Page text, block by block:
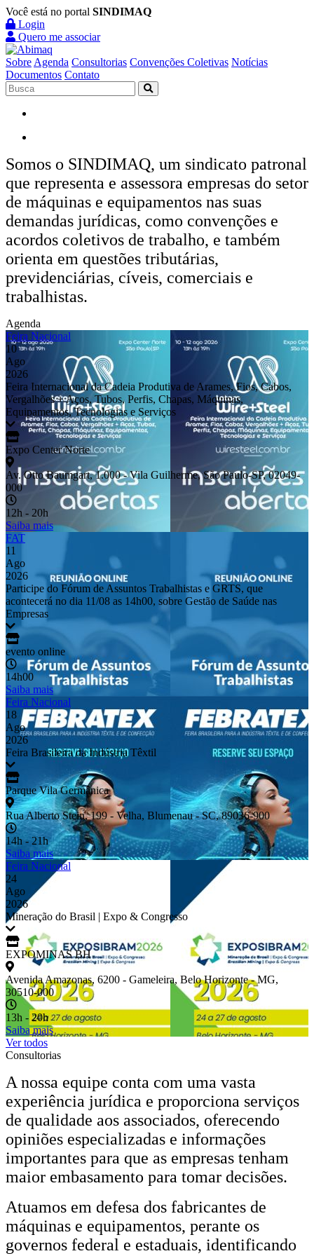
Você está no portal SINDIMAQ
Login
Quero me associar
Sobre Agenda Consultorias Convenções Coletivas Notícias
Documentos Contato
Somos o SINDIMAQ, um sindicato patronal
que representa e assessora empresas do setor
de máquinas e equipamentos nas suas
demandas jurídicas, como convenções e
acordos coletivos de trabalho, e também
orienta em questões tributárias,
previdenciárias, cíveis, comerciais e
trabalhistas.
Agenda
Feira Nacional
10
Ago
2026
Feira Internacional da Cadeia Produtiva de Arames, Fios, Cabos,
Vergalhões + Aços, Tubos, Perfis, Chapas, Máquinas,
Equipamentos, Tecnologias e Serviços
Expo Center Norte
Av. Otto Baumgart, 1.000 - Vila Guilherme, São Paulo-SP, 02049-
000
12h - 20h
Saiba mais
FAT
11
Ago
2026
Participe do Fórum de Assuntos Trabalhistas e GRTS, que
acontecerá no dia 11/08 as 14h00, sobre Gestão de Saúde nas
Empresas
evento online
14h00
Saiba mais
Feira Nacional
18
Ago
2026
Feira Brasileira da Indústria Têxtil
Parque Vila Germânica
Rua Alberto Stein, 199 - Velha, Blumenau - SC, 89036-900
14h - 21h
Saiba mais
Feira Nacional
24
Ago
2026
Mineração do Brasil | Expo & Congresso
EXPOMINAS BH
Avenida Amazonas, 6200 - Gameleira, Belo Horizonte - MG,
30510-000
13h - 20h
Saiba mais
Ver todos
Consultorias
A nossa equipe conta com uma vasta
experiência jurídica e proporciona serviços
de qualidade aos associados, oferecendo
opiniões especializadas e informações
importantes para que as empresas tenham
maior embasamento para tomar decisões.
Atuamos em defesa dos fabricantes de
máquinas e equipamentos, perante os
governos federal e estaduais, identificando